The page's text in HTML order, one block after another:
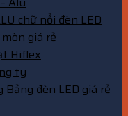
chữ nổi đèn LED
giá rẻ
Hiflex
ty
đèn LED giá rẻ